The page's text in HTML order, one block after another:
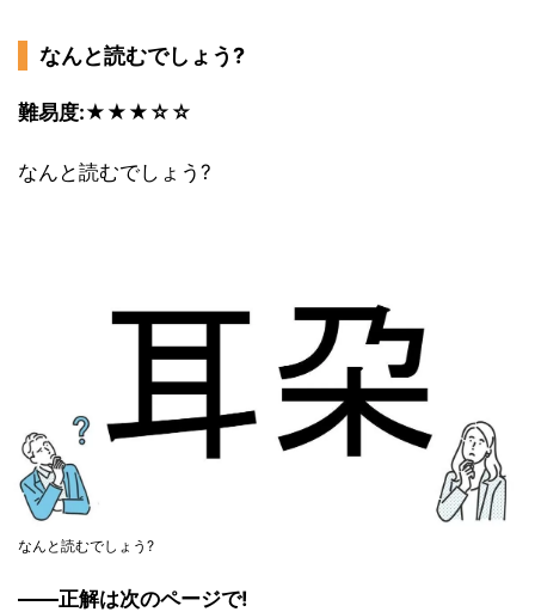
なんと読むでしょう?
難易度:★★★☆☆
なんと読むでしょう?
なんと読むでしょう?
――正解は次のページで!